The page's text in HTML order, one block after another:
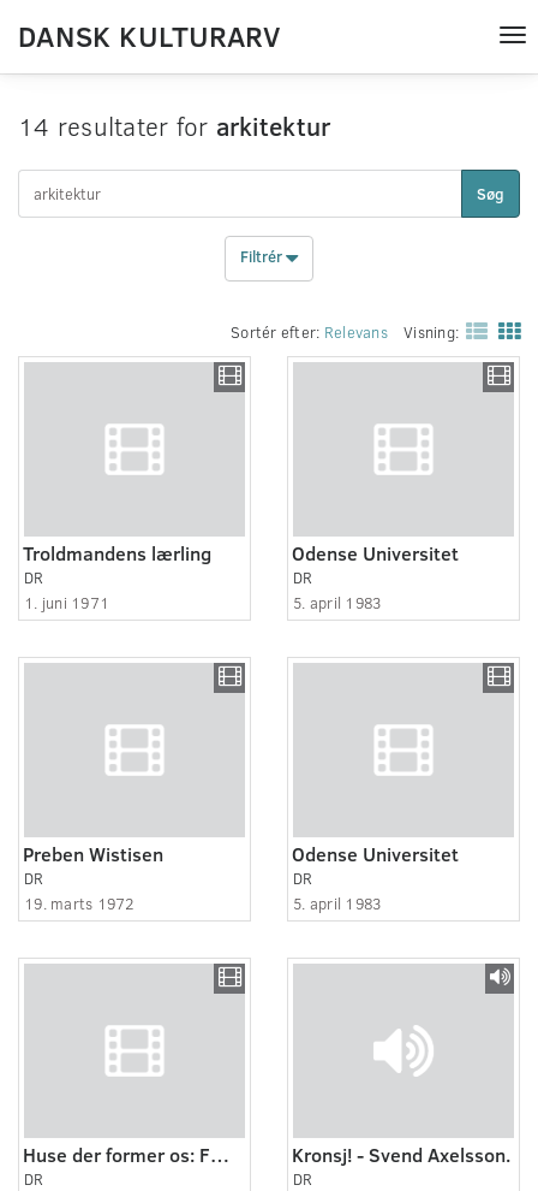
DANSK KULTURARV
14 resultater for arkitektur
Søg
Filtrér
Sortér efter: Relevans Visning:
Troldmandens lærling
DR
1. juni 1971
Odense Universitet
DR
5. april 1983
Preben Wistisen
DR
19. marts 1972
Odense Universitet
DR
5. april 1983
Huse der former os: Fængslet (5:6)
DR
Kronsj! - Svend Axelsson.
DR